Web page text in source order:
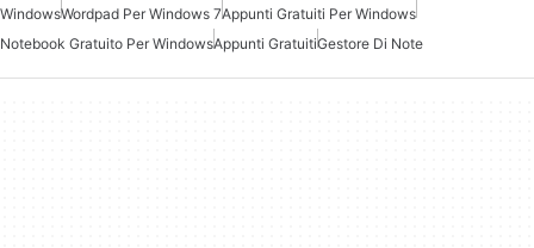
WindowsWordpad Per Windows 7Appunti Gratuiti Per Windows
Notebook Gratuito Per WindowsAppunti GratuitiGestore Di Note